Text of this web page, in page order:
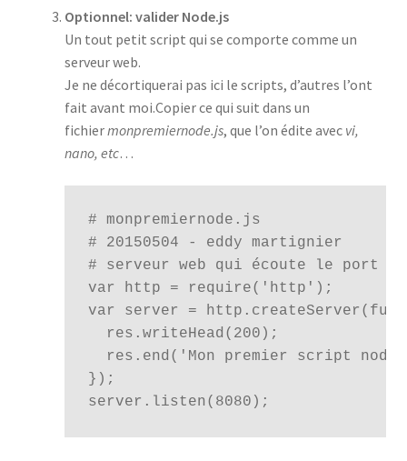
Optionnel: valider Node.js
Un tout petit script qui se comporte comme un
serveur web.
Je ne décortiquerai pas ici le scripts, d’autres l’ont
fait avant moi.Copier ce qui suit dans un
fichiermonpremiernode.js, que l’on édite avec vi,
nano, etc…
# monpremiernode.js
# 20150504 - eddy martignier
# serveur web qui écoute le port
var http = require('http');
var server =
res.writeHead(200);
res.end('Mon premier script
});
server.listen(8080);